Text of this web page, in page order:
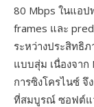
80 Mbps ในแอป
frames และ
ระหว่างประสิทธิ
แบบสุ่ม เนื่องจาก
การซิงโครไนซ์ จึ
ที่สมบูรณ์ ซอฟต์แ